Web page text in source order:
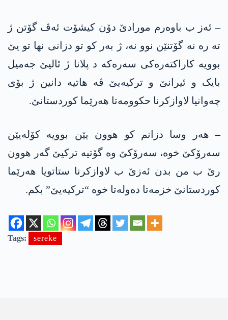
– ئەز ب باوەرم مورادێ دۆن کیشۆت ئەڤ گۆتن ژ
تە رە نە گۆتنێن نوو نە، ژ بەر کو تو دزانی نها تو یێ
بوویە کاراکتەرەکی سەرەکە د پلانا ژ ئالیێ جەمیل
بایک و ئیرانێ و ترکیەیێ ڤە هاتیە دانین ژ بۆی
چەوانیا لاوازکرنا حکوومەتا هەرێما کوردستانێ.
– هەر وسا دزانم کو هوون یێن بوویە کۆلەیێن
سەرۆکێ خوە، سەرۆکێ وە گۆتیە ترکیێ گەر هوون
رێ ب من بدن ئەزێ ب لاوازکرنا ستاتویا هەرێما
کوردستانێ خزمەتا دەولەتا خوە “ترکیەیێ” بکم.
Tags: sereke